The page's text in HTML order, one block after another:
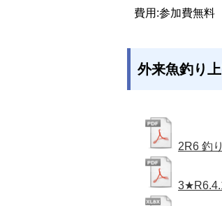
費用:参加費無料
外来魚釣り
2R6 釣